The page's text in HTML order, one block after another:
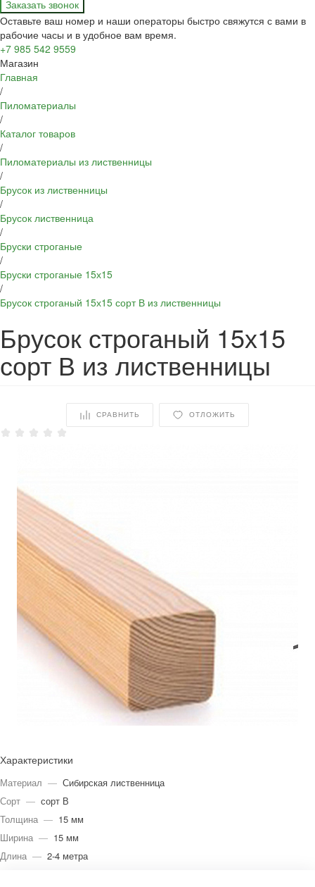
Заказать звонок
Оставьте ваш номер и наши операторы быстро свяжутся с вами в
рабочие часы и в удобное вам время.
+7 985 542 9559
Магазин
Главная
/
Пиломатериалы
/
Каталог товаров
/
Пиломатериалы из лиственницы
/
Брусок из лиственницы
/
Брусок лиственница
/
Бруски строганые
/
Бруски строганые 15х15
/
Брусок строганый 15х15 сорт В из лиственницы
Брусок строганый 15х15
сорт В из лиственницы
СРАВНИТЬ ОТЛОЖИТЬ
Характеристики
Материал — Сибирская лиственница
Сорт — сорт В
Толщина — 15 мм
Ширина — 15 мм
Длина — 2-4 метра